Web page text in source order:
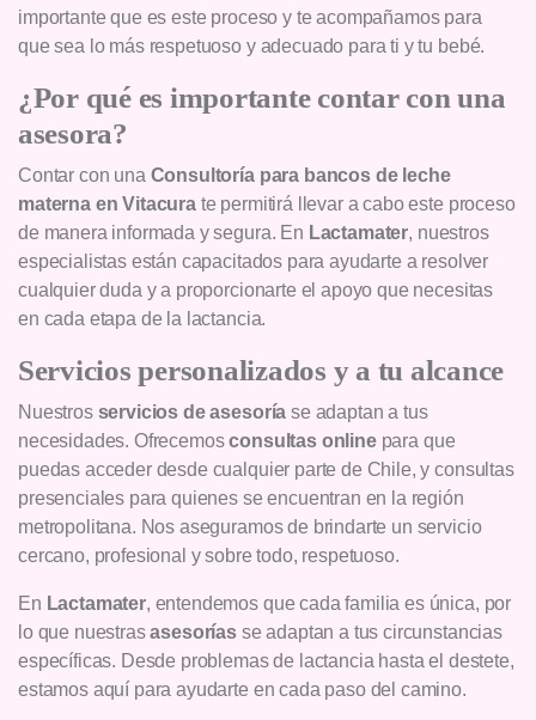
importante que es este proceso y te acompañamos para
que sea lo más respetuoso y adecuado para ti y tu bebé.
¿Por qué es importante contar con una
asesora?
Contar con una Consultoría para bancos de leche
materna en Vitacurate permitirá llevar a cabo este proceso
de manera informada y segura. En Lactamater, nuestros
especialistas están capacitados para ayudarte a resolver
cualquier duda y a proporcionarte el apoyo que necesitas
en cada etapa de la lactancia.
Servicios personalizados y a tu alcance
Nuestros servicios de asesoría se adaptan a tus
necesidades. Ofrecemosconsultas onlinepara que
puedas acceder desde cualquier parte de Chile, y consultas
presenciales para quienes se encuentran en la región
metropolitana. Nos aseguramos de brindarte un servicio
cercano, profesional y sobre todo, respetuoso.
En Lactamater, entendemos que cada familia es única, por
lo que nuestrasasesorías se adaptan a tus circunstancias
específicas. Desde problemas de lactancia hasta el destete,
estamos aquí para ayudarte en cada paso del camino.